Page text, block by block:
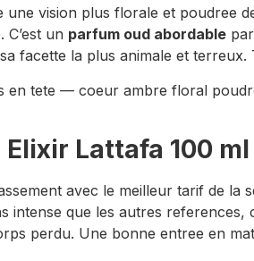
une vision plus florale et poudree
un parfum oud abordable
facette la plus animale et
en tete — coeur ambre floral
Lattafa 100
avec le meilleur tarif de la
intense que les autres references,
perdu. Une bonne entree en